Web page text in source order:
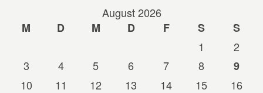
August 2026
M
D M D F S
S
1
2
3
4 5 6 7 8
9
10
11 12 13 14 15
16